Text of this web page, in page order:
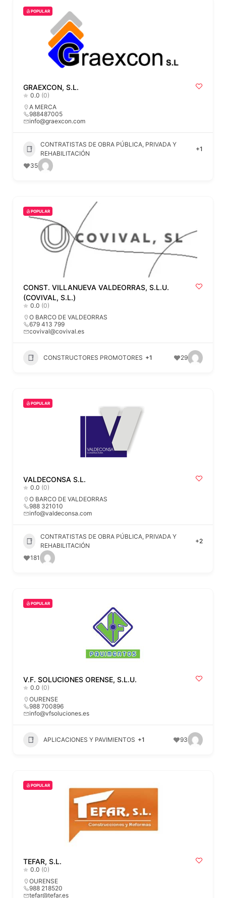
POPULAR
GRAEXCON, S.L.
0.0 (0)
A MERCA
988487005
info@graexcon.com
CONTRATISTAS DE OBRA PÚBLICA, PRIVADA Y
REHABILITACIÓN
+1
35
POPULAR
CONST. VILLANUEVA VALDEORRAS, S.L.U.
(COVIVAL, S.L.)
0.0 (0)
O BARCO DE VALDEORRAS
679 413 799
covival@covival.es
CONSTRUCTORES PROMOTORES +1 29
POPULAR
VALDECONSA S.L.
0.0 (0)
O BARCO DE VALDEORRAS
988 321010
info@valdeconsa.com
CONTRATISTAS DE OBRA PÚBLICA, PRIVADA Y
REHABILITACIÓN
+2
181
POPULAR
V.F. SOLUCIONES ORENSE, S.L.U.
0.0 (0)
OURENSE
988 700896
info@vfsoluciones.es
APLICACIONES Y PAVIMIENTOS +1 93
POPULAR
TEFAR, S.L.
0.0 (0)
OURENSE
988 218520
tefar@tefar.es